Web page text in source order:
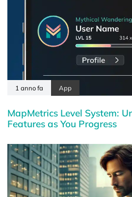
1 anno fa App
MapMetrics Level System:
Features as You Progress